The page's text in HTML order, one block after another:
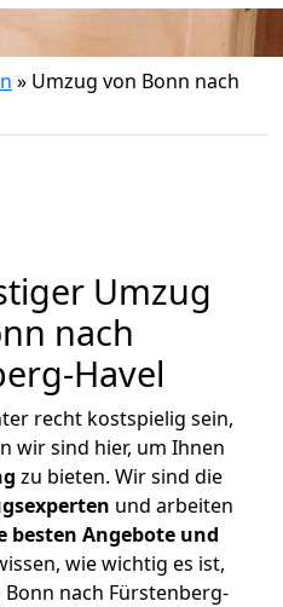
» Umzug von Bonn nach
Umzug
nach
Havel
recht kostspielig sein,
wir sind hier, um Ihnen
zu bieten. Wir sind die
und arbeiten
besten Angebote und
wie wichtig es ist,
nach Fürstenberg-